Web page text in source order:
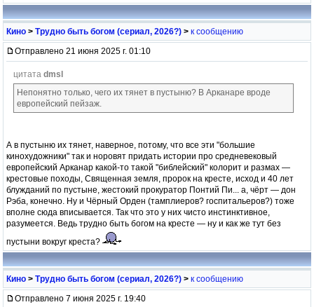
Кино > Трудно быть богом (сериал, 2026?) > к сообщению
Отправлено 21 июня 2025 г. 01:10
цитата dmsl
Непонятно только, чего их тянет в пустыню? В Арканаре вроде
европейский пейзаж.
А в пустыню их тянет, наверное, потому, что все эти "большие
кинохудожники" так и норовят придать истории про средневековый
европейский Арканар какой-то такой "библейский" колорит и размах —
крестовые походы, Священная земля, пророк на кресте, исход и 40 лет
блужданий по пустыне, жестокий прокуратор Понтий Пи... а, чёрт — дон
Рэба, конечно. Ну и Чёрный Орден (тамплиеров? госпитальеров?) тоже
вполне сюда вписывается. Так что это у них чисто инстинктивное,
разумеется. Ведь трудно быть богом на кресте — ну и как же тут без
пустыни вокруг креста?
Кино > Трудно быть богом (сериал, 2026?) > к сообщению
Отправлено 7 июня 2025 г. 19:40